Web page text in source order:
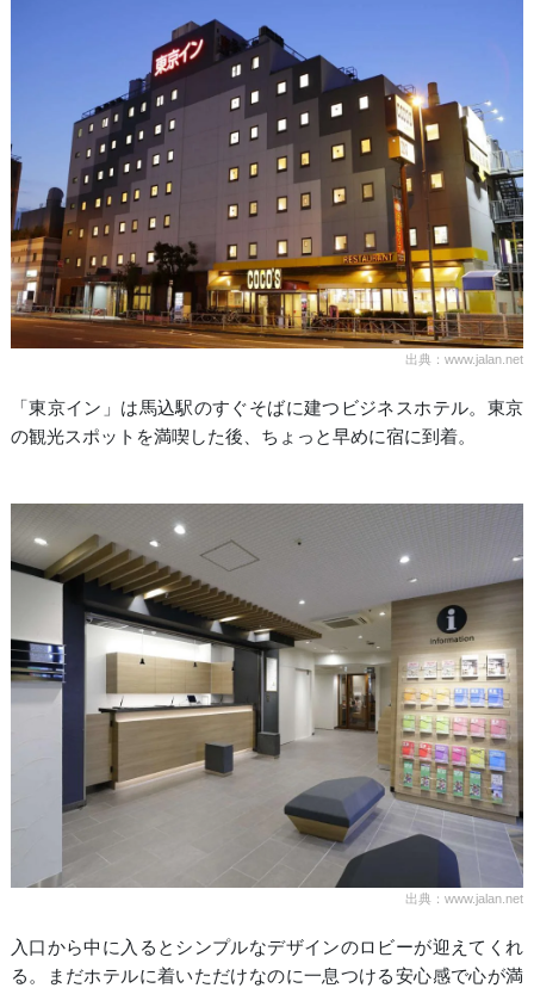
出典：www.jalan.net
「東京イン」は馬込駅のすぐそばに建つビジネスホテル。東京
の観光スポットを満喫した後、ちょっと早めに宿に到着。
出典：www.jalan.net
入口から中に入るとシンプルなデザインのロビーが迎えてくれ
る。まだホテルに着いただけなのに一息つける安心感で心が満